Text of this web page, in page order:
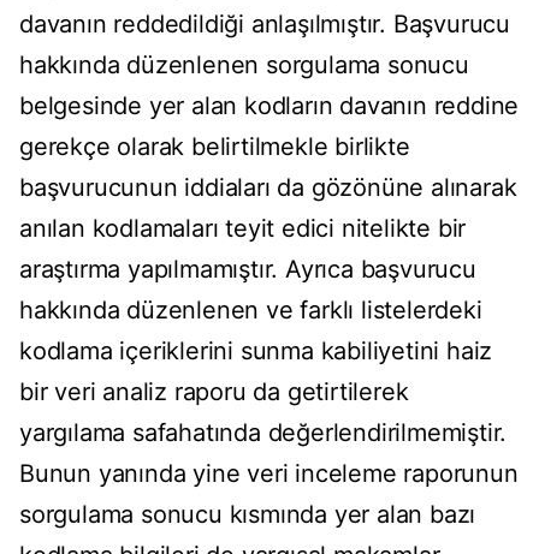
davanın reddedildiği anlaşılmıştır. Başvurucu
hakkında düzenlenen sorgulama sonucu
belgesinde yer alan kodların davanın reddine
gerekçe olarak belirtilmekle birlikte
başvurucunun iddiaları da gözönüne alınarak
anılan kodlamaları teyit edici nitelikte bir
araştırma yapılmamıştır. Ayrıca başvurucu
hakkında düzenlenen ve farklı listelerdeki
kodlama içeriklerini sunma kabiliyetini haiz
bir veri analiz raporu da getirtilerek
yargılama safahatında değerlendirilmemiştir.
Bunun yanında yine veri inceleme raporunun
sorgulama sonucu kısmında yer alan bazı